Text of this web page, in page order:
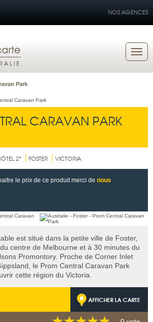
NOS AGENCES
Park
CARAVAN PARK
2* FOSTER VICTORIA
le prix de ce produit merci de nous
est situé dans la petite ville de Foster,
centre de Melbourne et à 30 minutes du
Promontory. Proche de Corner Inlet
le Prom Central Caravan Park
cette région du Victoria.
AFFICHER LA CARTE